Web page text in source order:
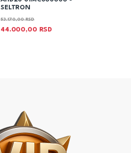
SELTRON
44.000,00 RSD
53.170,00RSD